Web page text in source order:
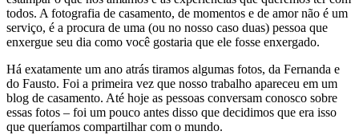
todos. A fotografia de casamento, de momentos e de amor não é um
serviço, é a procura de uma (ou no nosso caso duas) pessoa que
enxergue seu dia como você gostaria que ele fosse enxergado.
Há exatamente um ano atrás tiramos algumas fotos, da Fernanda e
do Fausto. Foi a primeira vez que nosso trabalho apareceu em um
blog de casamento. Até hoje as pessoas conversam conosco sobre
essas fotos – foi um pouco antes disso que decidimos que era isso
que queríamos compartilhar com o mundo.